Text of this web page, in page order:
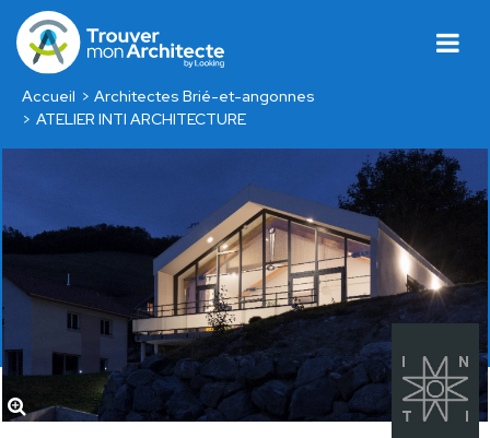
Accueil
Architectes Brié-et-angonnes
ATELIER INTI ARCHITECTURE